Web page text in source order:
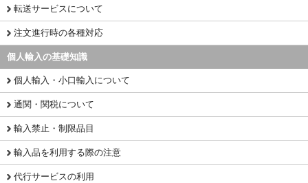
転送サービスについて
注文進行時の各種対応
個人輸入の基礎知識
個人輸入・小口輸入について
通関・関税について
輸入禁止・制限品目
輸入品を利用する際の注意
代行サービスの利用